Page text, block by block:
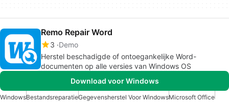
Remo Repair Word
3 Demo
Herstel beschadigde of ontoegankelijke Word-
documenten op alle versies van Windows OS
Download voor Windows
WindowsBestandsreparatieGegevensherstel Voor WindowsMicrosoft Office